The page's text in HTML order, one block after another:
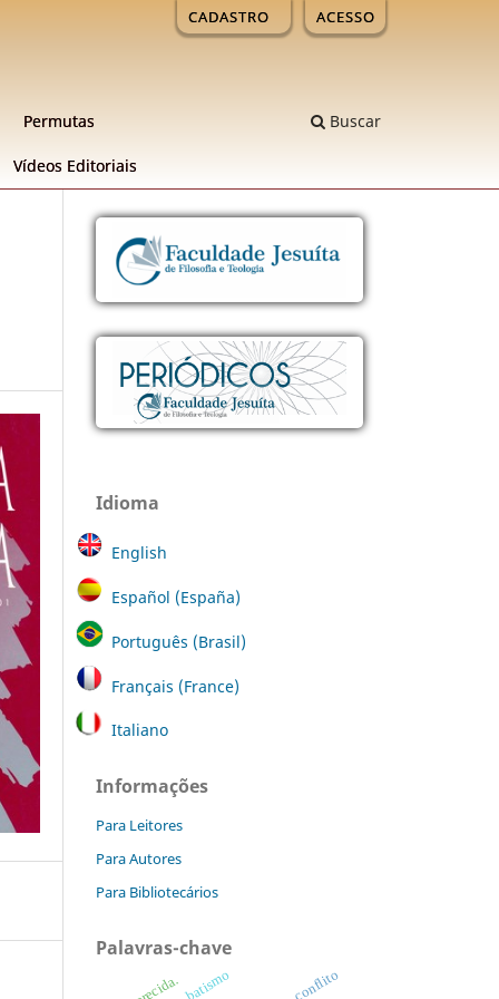
Permutas
Ví­deos Editoriais
Buscar
CADASTRO ACESSO
Idioma
English
Español (España)
Português (Brasil)
Français (France)
Italiano
Informações
Para Leitores
Para Autores
Para Bibliotecários
Palavras-chave
conflito
batismo